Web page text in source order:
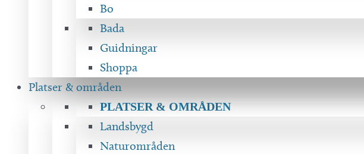
Bo
Bada
Guidningar
Shoppa
Platser & områden
PLATSER & OMRÅDEN
Landsbygd
Naturområden